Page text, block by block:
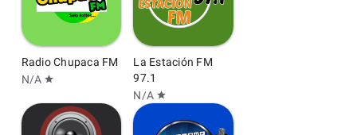
Radio Chupaca FM
N/A star
La Estación FM
97.1
N/A star